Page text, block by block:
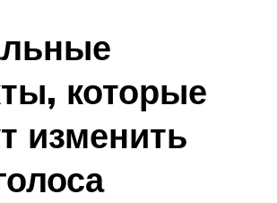
которые
изменить